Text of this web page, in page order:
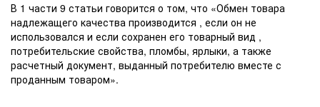
В 1 части 9 статьи говорится о том, что «Обмен товара
надлежащего качества производится , если он не
использовался и если сохранен его товарный вид ,
потребительские свойства, пломбы, ярлыки, а также
расчетный документ, выданный потребителю вместе с
проданным товаром».